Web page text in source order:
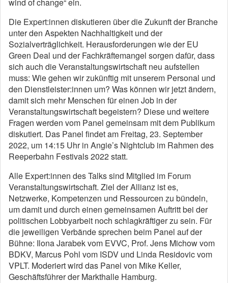
Die Expert:innen diskutieren über die Zukunft der Branche
unter den Aspekten Nachhaltigkeit und der
Sozialverträglichkeit. Herausforderungen wie der EU
Green Deal und der Fachkräftemangel sorgen dafür, dass
sich auch die Veranstaltungswirtschaft neu aufstellen
muss: Wie gehen wir zukünftig mit unserem Personal und
den Dienstleister:innen um? Was können wir jetzt ändern,
damit sich mehr Menschen für einen Job in der
Veranstaltungswirtschaft begeistern? Diese und weitere
Fragen werden vom Panel gemeinsam mit dem Publikum
diskutiert. Das Panel findet am Freitag, 23. September
2022, um 14:15 Uhr in Angie’s Nightclub im Rahmen des
Reeperbahn Festivals 2022 statt.
Alle Expert:innen des Talks sind Mitglied im Forum
Veranstaltungswirtschaft. Ziel der Allianz ist es,
Netzwerke, Kompetenzen und Ressourcen zu bündeln,
um damit und durch einen gemeinsamen Auftritt bei der
politischen Lobbyarbeit noch schlagkräftiger zu sein. Für
die jeweiligen Verbände sprechen beim Panel auf der
Bühne: Ilona Jarabek vom EVVC, Prof. Jens Michow vom
BDKV, Marcus Pohl vom ISDV und Linda Residovic vom
VPLT. Moderiert wird das Panel von Mike Keller,
Geschäftsführer der Markthalle Hamburg.